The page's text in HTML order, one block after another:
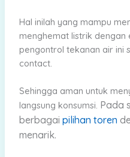
Hal inilah yang mampu
menghemat listrik dengan
pengontrol tekanan air ini
contact.
Sehingga aman untuk
langsung konsumsi. Pada
berbagai pilihan toren
menarik.